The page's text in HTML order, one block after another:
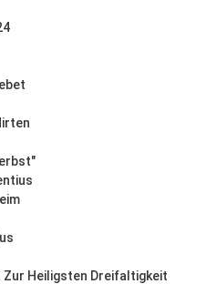
Heiligsten Dreifaltigkeit